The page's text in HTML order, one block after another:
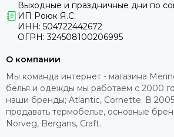
Выходные и праздничные дни по
ИП Роюк Я.С.
ИНН: 504722442672
ОГРН: 324508100206995
О компании
Мы команда интернет - магазина
белья и одежды мы работаем с 2000
наши бренды; Atlantic, Cornette. В
продавать термобелье, основные
Norveg, Bergans, Craft.